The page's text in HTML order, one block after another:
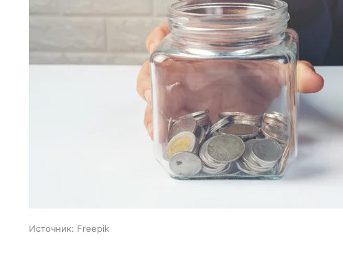
Источник: Freepik